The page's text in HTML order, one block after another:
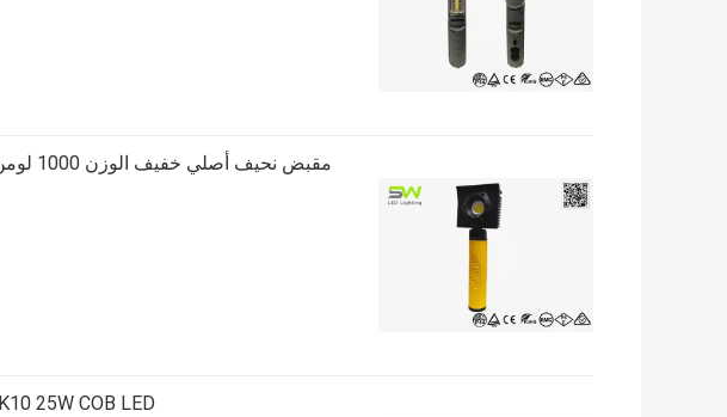
مقبض نحيف أصلي خفيف الوزن 1000 لومن مصباح عمل محمول قابل لإعادة الشحن
IK10 25W COB LED مصباح عمل محمول قابل لإعادة الشحن